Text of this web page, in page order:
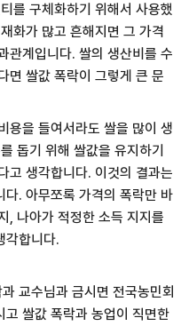
를 구체화하기 위해서 사용했
화가 많고 흔해지면 그 가격
관계입니다. 쌀의 생산비를 수
면 쌀값 폭락이 그렇게 큰 문
용을 들여서라도 쌀을 많이 생
돕기 위해 쌀값을 유지하기
고 생각합니다. 이것의 결과는
. 아무쪼록 가격의 폭락만 바
, 나아가 적정한 소득 지지를
각합니다.
교수님과 금시면 전국농민회
쌀값 폭락과 농업이 직면한